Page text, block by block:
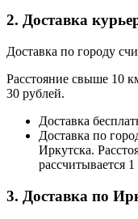
2. Доставка
Доставка по городу
Расстояние свыше 10
30 рублей.
Доставка
Доставка по
Иркутска.
рассчитывается
3. Доставка по